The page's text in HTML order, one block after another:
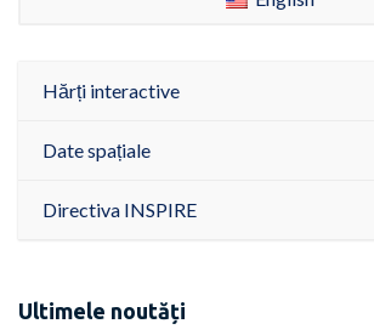
Hărți interactive
Date spațiale
Directiva INSPIRE
Ultimele noutăți